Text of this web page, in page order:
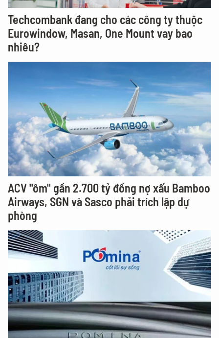
Techcombank đang cho các công ty thuộc
Eurowindow, Masan, One Mount vay bao
nhiêu?
ACV "ôm" gần 2.700 tỷ đồng nợ xấu Bamboo
Airways, SGN và Sasco phải trích lập dự
phòng